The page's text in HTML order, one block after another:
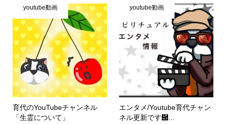
youtube動画
育代のYouTubeチャンネル
「生霊について」
youtube動画
エンタメ/Youtube育代チャン
ネル更新です὇...